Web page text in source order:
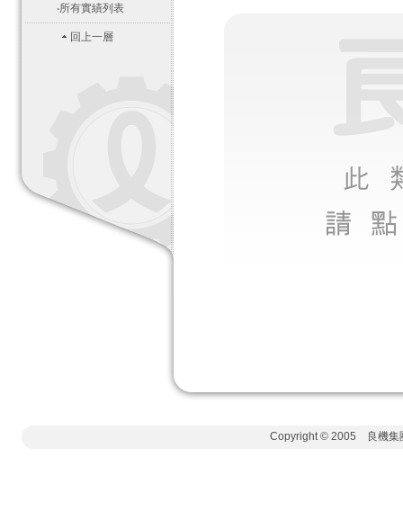
‧所有實績列表
回上一層
Copyright © 2005 良機